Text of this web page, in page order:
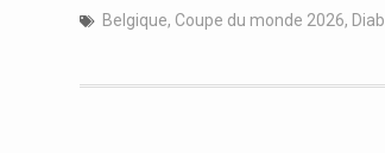
Belgique, Coupe du monde 2026,